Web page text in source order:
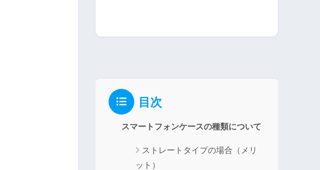
目次
スマートフォンケースの種類について
ストレートタイプの場合（メリ
ット）